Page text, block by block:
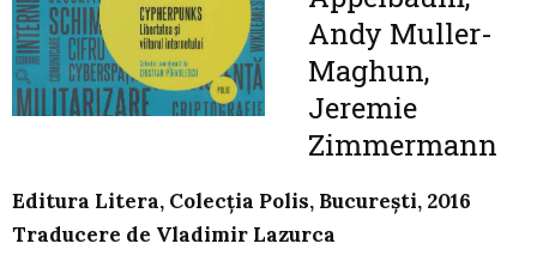
Andy Muller-
Maghun,
Jeremie
Zimmermann
Editura Litera, Colecția Polis, București, 2016
Traducere de Vladimir Lazurca